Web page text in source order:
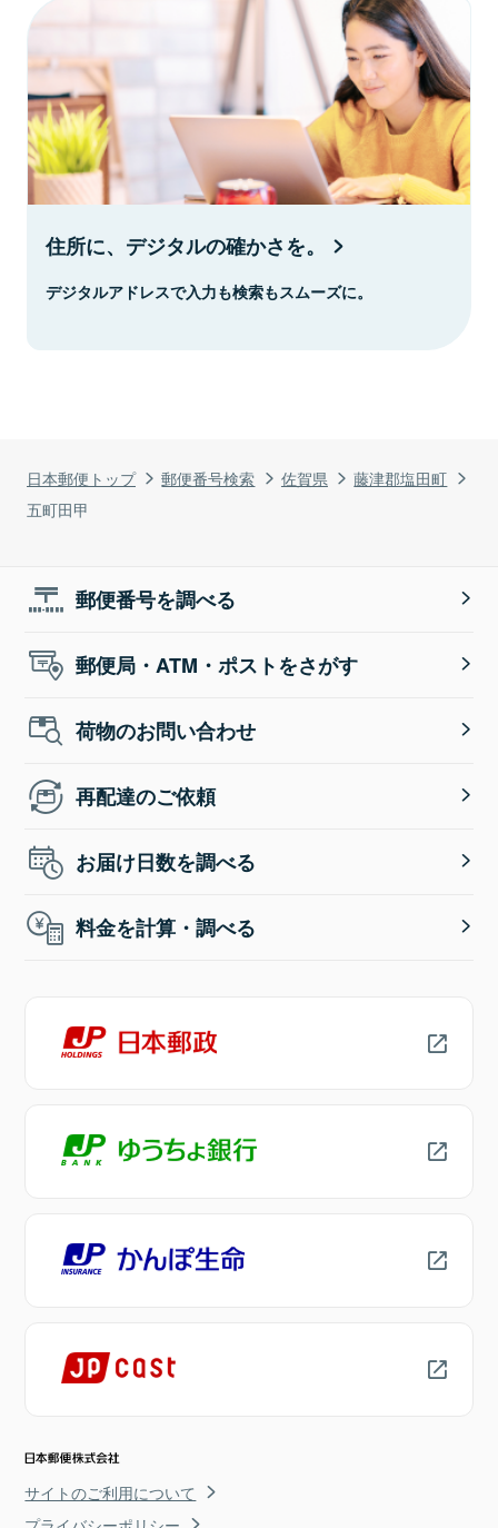
日本郵便トップ 郵便番号検索 佐賀県
藤津郡塩田町
五町田甲
住所に、デジタルの確かさを。
デジタルアドレスで入力も検索もスムーズに。
郵便番号を調べる
郵便局・ATM・ポストをさがす
荷物のお問い合わせ
再配達のご依頼
お届け日数を調べる
料金を計算・調べる
サイトのご利用について